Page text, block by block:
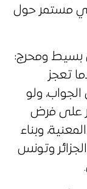
مستمر حول
بسيط ومحرج:
تعجز
ولو
على فرض
وبناء
وتونس